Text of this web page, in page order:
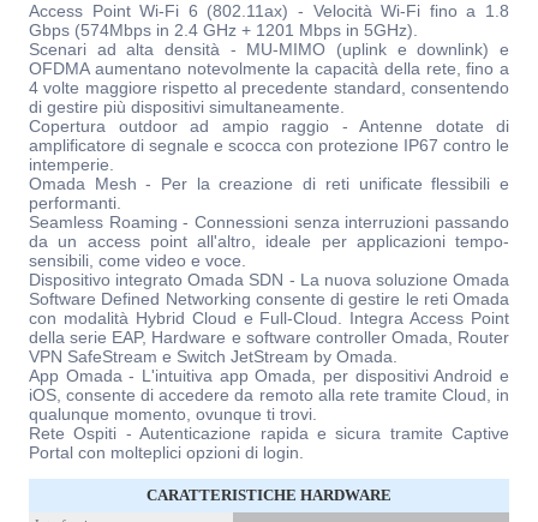
Access Point Wi-Fi 6 (802.11ax) - Velocità Wi-Fi fino a 1.8
Gbps (574Mbps in 2.4 GHz + 1201 Mbps in 5GHz).
Scenari ad alta densità - MU-MIMO (uplink e downlink) e
OFDMA aumentano notevolmente la capacità della rete, fino a
4 volte maggiore rispetto al precedente standard, consentendo
di gestire più dispositivi simultaneamente.
Copertura outdoor ad ampio raggio - Antenne dotate di
amplificatore di segnale e scocca con protezione IP67 contro le
intemperie.
Omada Mesh - Per la creazione di reti unificate flessibili e
performanti.
Seamless Roaming - Connessioni senza interruzioni passando
da un access point all'altro, ideale per applicazioni tempo-
sensibili, come video e voce.
Dispositivo integrato Omada SDN - La nuova soluzione Omada
Software Defined Networking consente di gestire le reti Omada
con modalità Hybrid Cloud e Full-Cloud. Integra Access Point
della serie EAP, Hardware e software controller Omada, Router
VPN SafeStream e Switch JetStream by Omada.
App Omada - L'intuitiva app Omada, per dispositivi Android e
iOS, consente di accedere da remoto alla rete tramite Cloud, in
qualunque momento, ovunque ti trovi.
Rete Ospiti - Autenticazione rapida e sicura tramite Captive
Portal con molteplici opzioni di login.
CARATTERISTICHE HARDWARE